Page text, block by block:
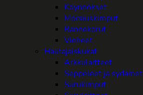
Köynnökset
Morsiuskimput
Rannekorut
Vieheet
Hautajaiskukat
Arkkulaitteet
Seppeleet ja sydämet
Surukimput